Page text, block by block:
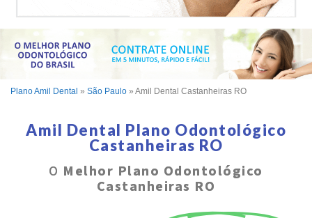
Plano Amil Dental » São Paulo » Amil Dental Castanheiras RO
Amil Dental Plano Odontológico
Castanheiras RO
O Melhor Plano Odontológico
Castanheiras RO